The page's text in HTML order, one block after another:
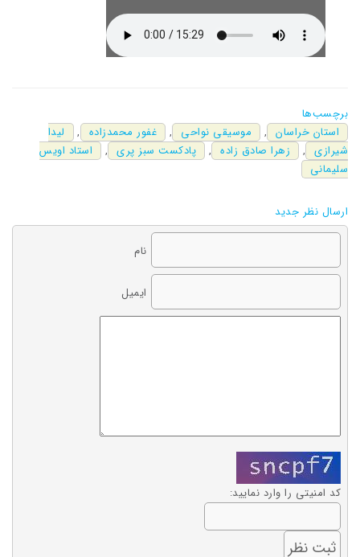
برچسب‌ها
استان خراسان , موسیقی نواحی , غفور محمدزاده ,
لیدا
شیرازی , زهرا صادق زاده , پادکست سبز پری ,
استاد اویس
سلیمانی
ارسال نظر جدید
نام
ایمیل
کد امنیتی را وارد نمایید: